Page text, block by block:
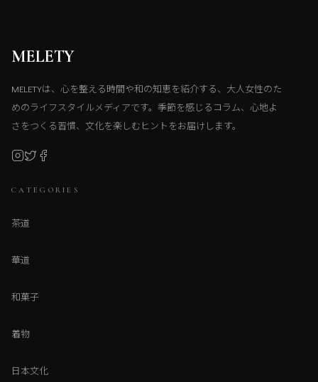
MELETY
MELETYは、心を整える時間や和の知恵を紹介する、大人女性のた
めのライフスタイルメディアです。季節を感じるコラム、心地よ
さをつくる習慣、文化を楽しむヒントをお届けします。
CATEGORIES
茶道
華道
和菓子
着物
日本文化